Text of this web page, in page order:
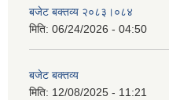
बजेट बक्तव्य २०८३।०८४
मिति: 06/24/2026 - 04:50
बजेट बक्तव्य
मिति: 12/08/2025 - 11:21